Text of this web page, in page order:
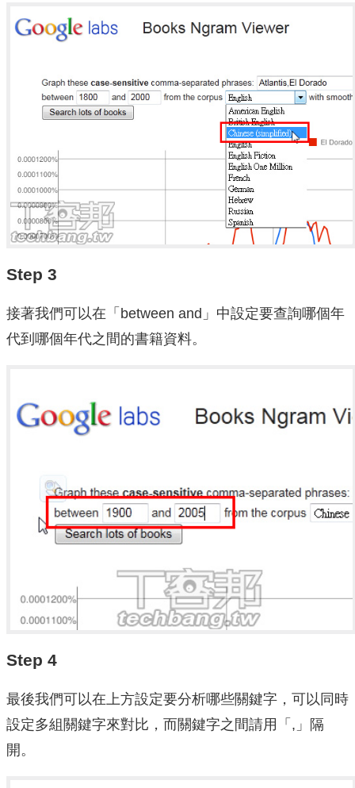
Step 3
接著我們可以在「between and」中設定要查詢哪個年
代到哪個年代之間的書籍資料。
Step 4
最後我們可以在上方設定要分析哪些關鍵字，可以同時
設定多組關鍵字來對比，而關鍵字之間請用「,」隔
開。